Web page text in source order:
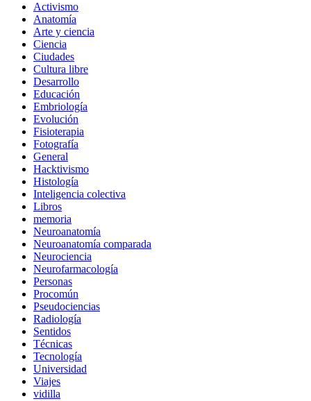
Activismo
Anatomía
Arte y ciencia
Ciencia
Ciudades
Cultura libre
Desarrollo
Educación
Embriología
Evolución
Fisioterapia
Fotografía
General
Hacktivismo
Histología
Inteligencia colectiva
Libros
memoria
Neuroanatomía
Neuroanatomía comparada
Neurociencia
Neurofarmacología
Personas
Procomún
Pseudociencias
Radiología
Sentidos
Técnicas
Tecnología
Universidad
Viajes
vidilla